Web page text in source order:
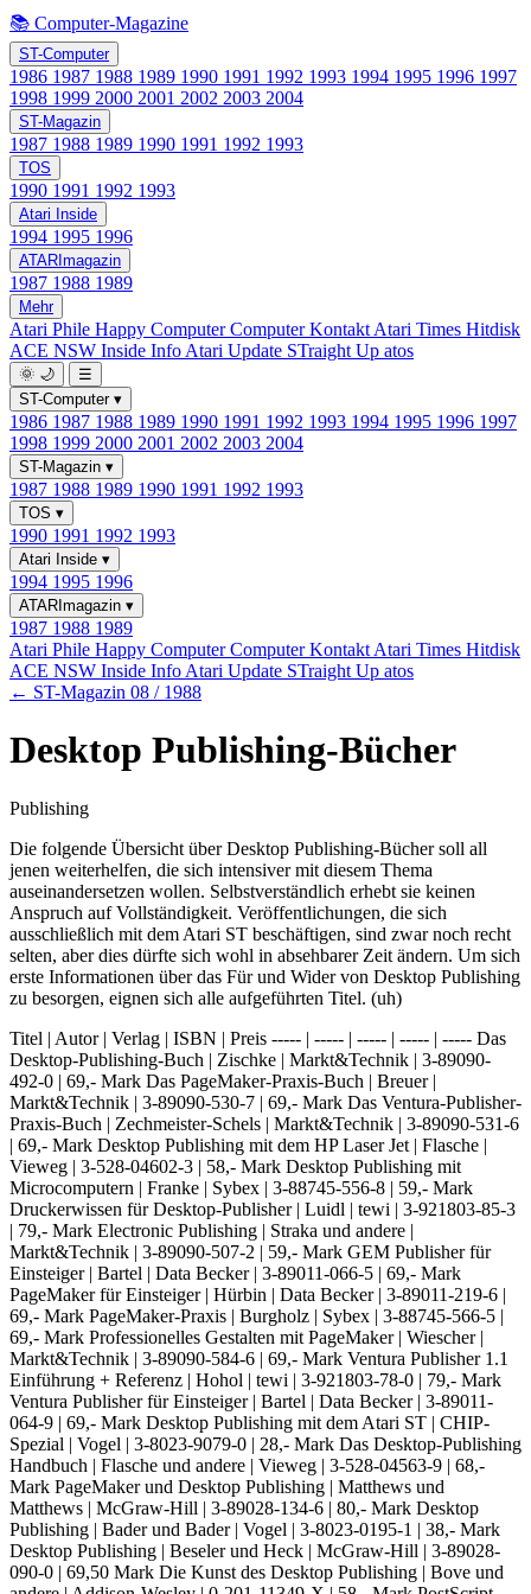
📚 Computer-Magazine
ST-Computer
1986 1987 1988 1989 1990 1991 1992 1993 1994 1995 1996 1997
1998 1999 2000 2001 2002 2003 2004
ST-Magazin
1987 1988 1989 1990 1991 1992 1993
TOS
1990 1991 1992 1993
Atari Inside
1994 1995 1996
ATARImagazin
1987 1988 1989
Mehr
Atari Phile Happy ComputerComputer Kontakt Atari Times Hitdisk
ACE NSW Inside Info Atari Update STraight Up atos
🌞 🌙
☰
ST-Computer ▾
1986 1987 1988 1989 1990 1991 1992 1993 1994 1995 1996 1997
1998 1999 2000 2001 2002 2003 2004
ST-Magazin ▾
1987 1988 1989 1990 1991 1992 1993
TOS ▾
1990 1991 1992 1993
Atari Inside ▾
1994 1995 1996
ATARImagazin ▾
1987 1988 1989
Atari Phile Happy ComputerComputer Kontakt Atari Times Hitdisk
ACE NSW Inside Info Atari Update STraight Up atos
← ST-Magazin 08 / 1988
Desktop Publishing-Bücher
Publishing
Die folgende Übersicht über Desktop Publishing-Bücher soll all
jenen weiterhelfen, die sich intensiver mit diesem Thema
auseinandersetzen wollen. Selbstverständlich erhebt sie keinen
Anspruch auf Vollständigkeit. Veröffentlichungen, die sich
ausschließlich mit dem Atari ST beschäftigen, sind zwar noch recht
selten, aber dies dürfte sich wohl in absehbarer Zeit ändern. Um sich
erste Informationen über das Für und Wider von Desktop Publishing
zu besorgen, eignen sich alle aufgeführten Titel. (uh)
Titel | Autor | Verlag | ISBN | Preis ----- | ----- | ----- | ----- | ----- Das
Desktop-Publishing-Buch | Zischke | Markt&Technik | 3-89090-
492-0 | 69,- Mark Das PageMaker-Praxis-Buch | Breuer |
Markt&Technik | 3-89090-530-7 | 69,- Mark Das Ventura-Publisher-
Praxis-Buch | Zechmeister-Schels | Markt&Technik | 3-89090-531-6
| 69,- Mark Desktop Publishing mit dem HP Laser Jet | Flasche |
Vieweg | 3-528-04602-3 | 58,- Mark Desktop Publishing mit
Microcomputern | Franke | Sybex | 3-88745-556-8 | 59,- Mark
Druckerwissen für Desktop-Publisher | Luidl | tewi | 3-921803-85-3
| 79,- Mark Electronic Publishing | Straka und andere |
Markt&Technik | 3-89090-507-2 | 59,- Mark GEM Publisher für
Einsteiger | Bartel | Data Becker | 3-89011-066-5 | 69,- Mark
PageMaker für Einsteiger | Hürbin | Data Becker | 3-89011-219-6 |
69,- Mark PageMaker-Praxis | Burgholz | Sybex | 3-88745-566-5 |
69,- Mark Professionelles Gestalten mit PageMaker | Wiescher |
Markt&Technik | 3-89090-584-6 | 69,- Mark Ventura Publisher 1.1
Einführung + Referenz | Hohol | tewi | 3-921803-78-0 | 79,- Mark
Ventura Publisher für Einsteiger | Bartel | Data Becker | 3-89011-
064-9 | 69,- Mark Desktop Publishing mit dem Atari ST | CHIP-
Spezial | Vogel | 3-8023-9079-0 | 28,- Mark Das Desktop-Publishing
Handbuch | Flasche und andere | Vieweg | 3-528-04563-9 | 68,-
Mark PageMaker und Desktop Publishing | Matthews und
Matthews | McGraw-Hill | 3-89028-134-6 | 80,- Mark Desktop
Publishing | Bader und Bader | Vogel | 3-8023-0195-1 | 38,- Mark
Desktop Publishing | Beseler und Heck | McGraw-Hill | 3-89028-
090-0 | 69,50 Mark Die Kunst des Desktop Publishing | Bove und